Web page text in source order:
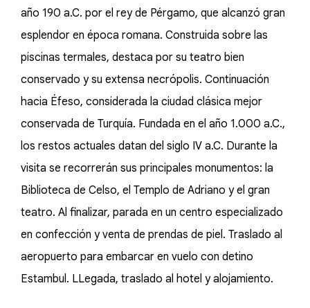
año 190 a.C. por el rey de Pérgamo, que alcanzó gran
esplendor en época romana. Construida sobre las
piscinas termales, destaca por su teatro bien
conservado y su extensa necrópolis. Continuación
hacia Éfeso, considerada la ciudad clásica mejor
conservada de Turquía. Fundada en el año 1.000 a.C.,
los restos actuales datan del siglo IV a.C. Durante la
visita se recorrerán sus principales monumentos: la
Biblioteca de Celso, el Templo de Adriano y el gran
teatro. Al finalizar, parada en un centro especializado
en confección y venta de prendas de piel. Traslado al
aeropuerto para embarcar en vuelo con detino
Estambul. LLegada, traslado al hotel y alojamiento.